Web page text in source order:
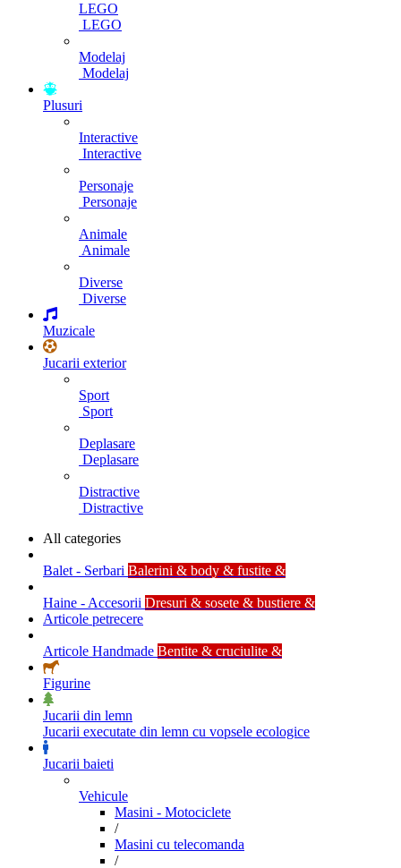
LEGO
LEGO
Modelaj
Modelaj
Plusuri
Interactive
Interactive
Personaje
Personaje
Animale
Animale
Diverse
Diverse
Muzicale
Jucarii exterior
Sport
Sport
Deplasare
Deplasare
Distractive
Distractive
All categories
Balet - Serbari Balerini & body & fustite &
Haine - Accesorii Dresuri & sosete & bustiere &
Articole petrecere
Articole Handmade Bentite & cruciulite &
Figurine
Jucarii din lemn
Jucarii executate din lemn cu vopsele ecologice
Jucarii baieti
Vehicule
Masini - Motociclete
/
Masini cu telecomanda
/